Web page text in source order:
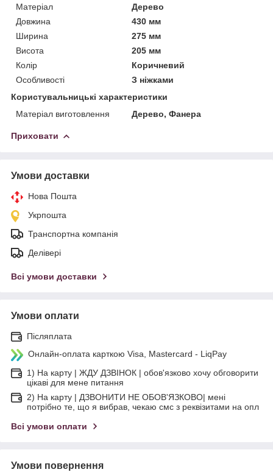
Матеріал
Дерево
Довжина
430 мм
Ширина
275 мм
Висота
205 мм
Колір
Коричневий
Особливості
З ніжками
Користувальницькі характеристики
Матеріал виготовлення
Дерево, Фанера
Приховати
Умови доставки
Нова Пошта
Укрпошта
Транспортна компанія
Делівері
Всі умови доставки
Умови оплати
Післяплата
Онлайн-оплата карткою Visa, Mastercard - LiqPay
1) На карту | ЖДУ ДЗВІНОК | обов'язково хочу обговорити
цікаві для мене питання
2) На карту | ДЗВОНИТИ НЕ ОБОВ'ЯЗКОВО| мені
потрібно те, що я вибрав, чекаю смс з реквізитами на опл
Всі умови оплати
Умови повернення